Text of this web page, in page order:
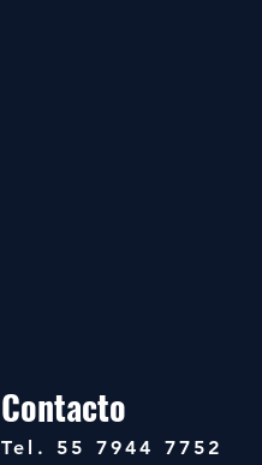
Contacto
Tel. 55 7944 7752